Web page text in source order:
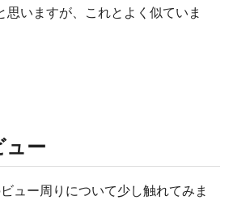
いますが、これとよく似ていま
ー
ュー周りについて少し触れてみま